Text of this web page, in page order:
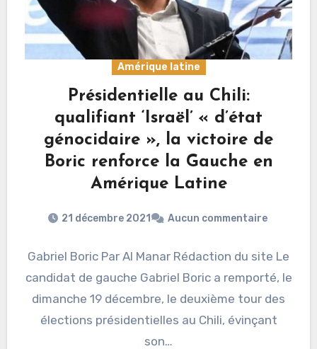
Amérique latine
Présidentielle au Chili:
qualifiant ‘Israël’ « d’état
génocidaire », la victoire de
Boric renforce la Gauche en
Amérique Latine
21 décembre 2021 Aucun commentaire
Gabriel Boric Par Al Manar Rédaction du site Le
candidat de gauche Gabriel Boric a remporté, le
dimanche 19 décembre, le deuxième tour des
élections présidentielles au Chili, évinçant
son…